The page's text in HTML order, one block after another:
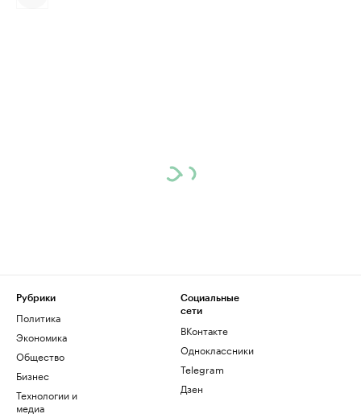
Рубрики
Политика
Экономика
Общество
Бизнес
Технологии и
медиа
Социальные
сети
ВКонтакте
Одноклассники
Telegram
Дзен